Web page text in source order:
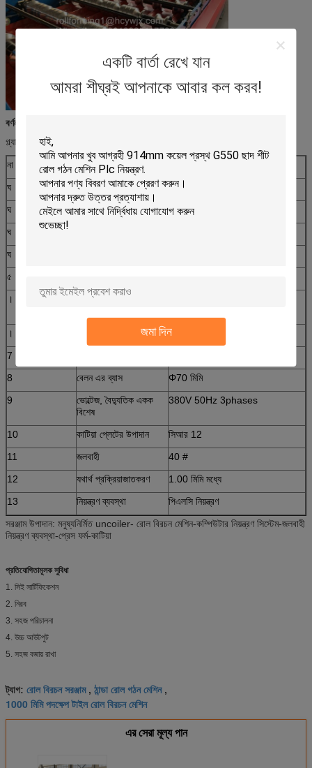
একটি বার্তা রেখে যান
আমরা শীঘ্রই আপনাকে আবার কল করব!
জমা দিন
বর্ণনা:
গ্ল্যাজেড টাইল রোল বিরচন মেশিনের প্রধান পরামিতি
না
গ্ল্যাজেড টাইল রোল বিরচন মেশিনের প্রধান পরামিতি
ঘ
প্রক্রিয়া উপযুক্ত
রঙিন স্টিল প্লেট
ঘ
প্লেটের প্রস্থ
1000 মিমি
ঘ
ঘ
৫
।
রোলিং উপাদান
।
0.3-0.6 মিমি
7
8
বেলন এর ব্যাস
Φ70 মিমি
9
ভোল্টেজ, বৈদ্যুতিক একক
বিশেষ
380V 50Hz 3phases
10 কাটিয়া প্লেটের উপাদান
সিআর 12
11
জলবাহী
40 #
12
যথার্থ প্রক্রিয়াজাতকরণ
1.00 মিমি মধ্যে
13
নিয়ন্ত্রণ ব্যবস্থা
পিএলসি নিয়ন্ত্রণ
সরঞ্জাম উপাদান: মনুষ্যনির্মিত uncoiler- রোল বিরচন মেশিন-কম্পিউটার নিয়ন্ত্রণ সিস্টেম-জলবাহী
নিয়ন্ত্রণ ব্যবস্থা-প্রেস ফর্ম-কাটিয়া
প্রতিযোগিতামূলক সুবিধা
1. সিই সার্টিফিকেশন
2. নিরব
3. সহজ পরিচালনা
4. উচ্চ আউটপুট
5. সহজ বজায় রাখা
ট্যাগ: রোল বিরচন সরঞ্জাম, ঠান্ডা রোল গঠন মেশিন,
1000 মিমি পদক্ষেপ টাইল রোল বিরচন মেশিন
এর সেরা মূল্য পান